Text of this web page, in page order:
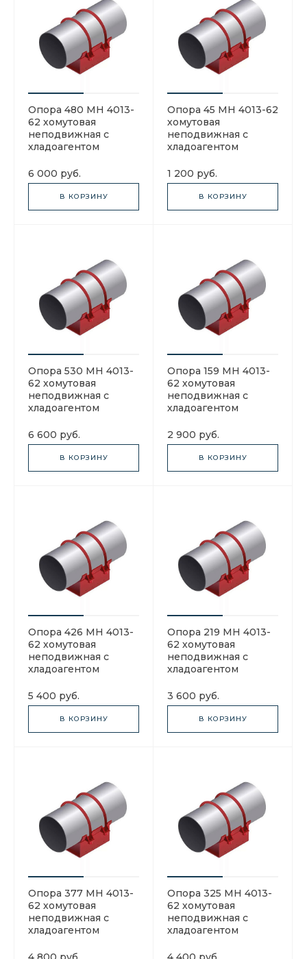
Опора 480 МН 4013-
62 хомутовая
неподвижная с
хладоагентом
6 000 руб.
В КОРЗИНУ
Опора 45 МН 4013-62
хомутовая
неподвижная с
хладоагентом
1 200 руб.
В КОРЗИНУ
Опора 530 МН 4013-
62 хомутовая
неподвижная с
хладоагентом
6 600 руб.
В КОРЗИНУ
Опора 159 МН 4013-
62 хомутовая
неподвижная с
хладоагентом
2 900 руб.
В КОРЗИНУ
Опора 426 МН 4013-
62 хомутовая
неподвижная с
хладоагентом
5 400 руб.
В КОРЗИНУ
Опора 219 МН 4013-
62 хомутовая
неподвижная с
хладоагентом
3 600 руб.
В КОРЗИНУ
Опора 377 МН 4013-
62 хомутовая
неподвижная с
хладоагентом
Опора 325 МН 4013-
62 хомутовая
неподвижная с
хладоагентом